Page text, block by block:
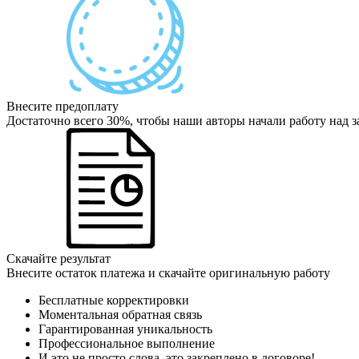
Внесите предоплату
Достаточно всего 30%, чтобы наши авторы начали работу над
Скачайте результат
Внесите остаток платежа и скачайте оригинальную работу
Бесплатные корректировки
Моментальная обратная связь
Гарантированная уникальность
Профессиональное выполнение